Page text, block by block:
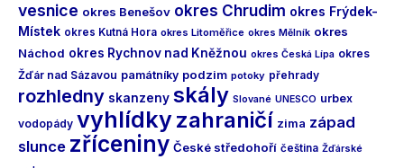
vesnice okres Benešov okres Chrudim okres Frýdek-
Místek okres Kutná Hora okres Litoměřice okres Mělník okres
Náchod okres Rychnov nad Kněžnou okres Česká Lípa okres
Žďár nad Sázavou památníky podzim potoky přehrady
rozhledny skanzeny skály Slované UNESCO urbex
vodopády vyhlídkyzahraničí zima západ
slunce zříceniny České středohoří čeština Žďárské